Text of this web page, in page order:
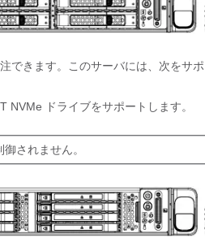
できます。このサーバには、次をサポ
NVMe ドライブをサポートします。
されません。